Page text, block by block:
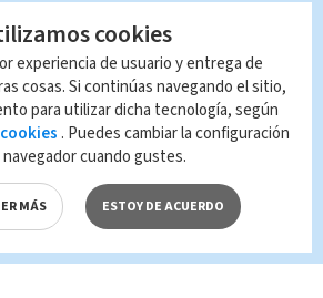
cookies
experiencia de usuario y entrega de
cosas. Si continúas navegando el sitio,
para utilizar dicha tecnología, según
. Puedes cambiar la configuración
cuando gustes.
MÁS ESTOY DE ACUERDO